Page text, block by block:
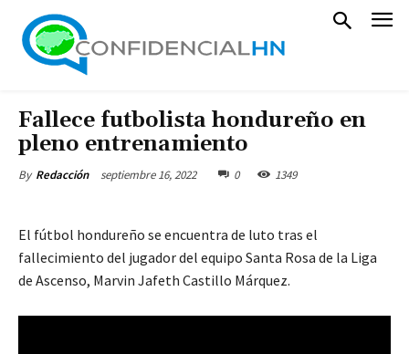
Fallece futbolista hondureño en
pleno entrenamiento
By Redacción septiembre 16, 2022 0 1349
El fútbol hondureño se encuentra de luto tras el
fallecimiento del jugador del equipo Santa Rosa de la Liga
de Ascenso, Marvin Jafeth Castillo Márquez.